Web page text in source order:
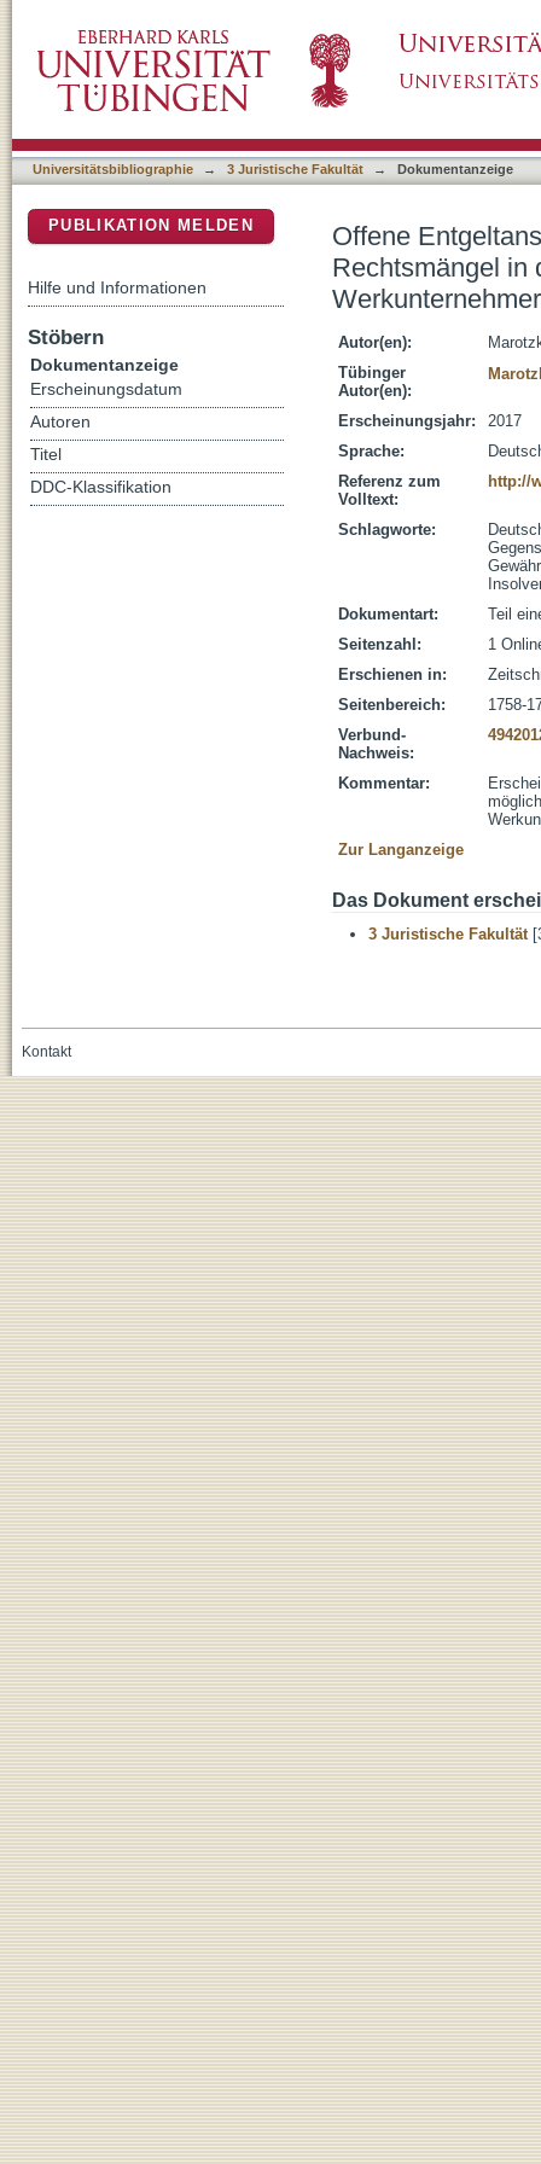
Insolvenz des Verkäufers oder
Universitätsbibliographie → 3 Juristische Fakultät → Dokumentanzeige
Offene
Rechtsmängel in
Autor(en):
Tübinger
Autor(en):
Erscheinungsjahr:
2017
Sprache:
Referenz zum
Volltext:
http://
Schlagworte:
Dokumentart:
Teil
Seitenzahl:
1
Erschienen in:
Seitenbereich:
1758-
Verbund-
Nachweis:
Kommentar:
Zur Langanzeige
Das Dokument
3 Juristische Fakultät
PUBLIKATION MELDEN
Hilfe und Informationen
Stöbern
Dokumentanzeige
Erscheinungsdatum
Autoren
Titel
DDC-Klassifikation
Kontakt